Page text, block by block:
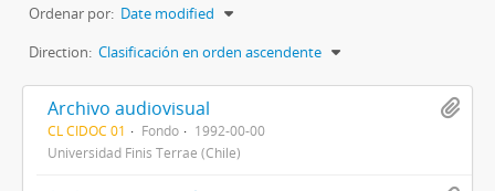
Ordenar por: Date modified
Direction: Clasificación en orden ascendente
Archivo audiovisual
CL CIDOC 01 Fondo
1992-00-00
Universidad Finis Terrae (Chile)